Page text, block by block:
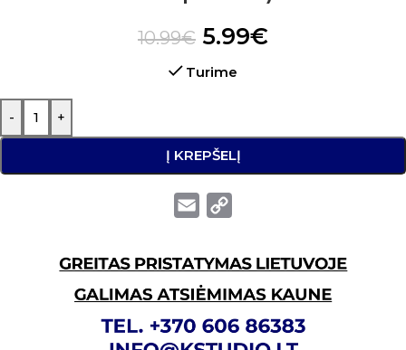
10.99€ 5.99€
Turime
- +
Į KREPŠELĮ
Email